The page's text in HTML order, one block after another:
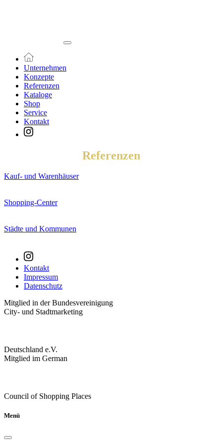
Unternehmen
Konzepte
Referenzen
Kataloge
Shop
Service
Kontakt
Referenzen
Kauf- und Warenhäuser
Shopping-Center
Städte und Kommunen
Kontakt
Impressum
Datenschutz
Mitglied in der Bundesvereinigung
City- und Stadtmarketing
Deutschland e.V.
Mitglied im German
Council of Shopping Places
Menü